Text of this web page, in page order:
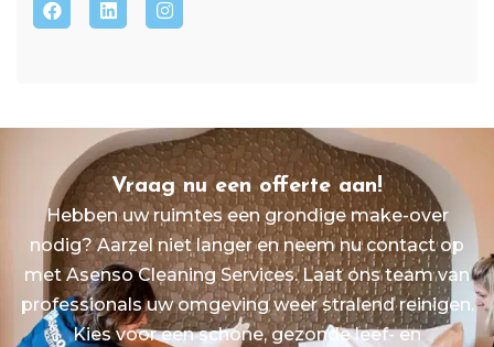
Vraag nu een offerte aan!
Hebben uw ruimtes een grondige make-over
nodig? Aarzel niet langer en neem nu contact op
met Asenso Cleaning Services. Laat ons team van
professionals uw omgeving weer stralend reinigen.
Kies voor een schone, gezonde leef- en